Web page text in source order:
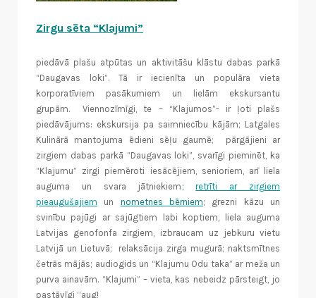
Zirgu sēta “Klajumi”
piedāvā plašu atpūtas un aktivitāšu klāstu dabas parkā
“Daugavas loki”. Tā ir iecienīta un populāra vieta
korporatīviem pasākumiem un lielām ekskursantu
grupām. Viennozīmīgi, te – “Klajumos”- ir ļoti plašs
piedāvājums: ekskursija pa saimniecību kājām; Latgales
Kulinārā mantojuma ēdieni sēļu gaumē; pārgājieni ar
zirgiem dabas parkā “Daugavas loki”, svarīgi pieminēt, ka
“Klajumu” zirgi piemēroti iesācējiem, senioriem, arī liela
auguma un svara jātniekiem ;retrīti ar zirgiem
pieaugušajiem
un nometnes bērniem; grezni kāzu un
svinību pajūgi ar sajūgtiem labi koptiem, liela auguma
Latvijas genofonfa zirgiem, izbraucam uz jebkuru vietu
Latvijā un Lietuvā; relaksācija zirga mugurā; naktsmītnes
četrās mājās; audiogids un “Klajumu Odu taka” ar meža un
purva ainavām. “Klajumi” – vieta, kas nebeidz pārsteigt, jo
pastāvīgi ‘’aug!